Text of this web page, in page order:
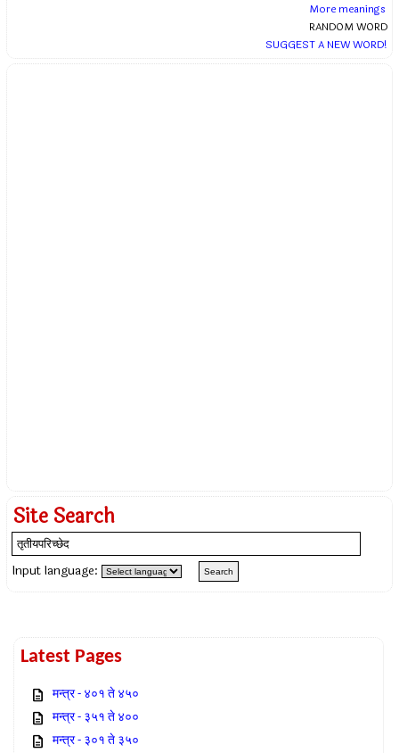
More meanings
RANDOM WORD
SUGGEST A NEW WORD!
Site Search
Input language:
Latest Pages
मन्त्र - ४०१ ते ४५०
मन्त्र - ३५१ ते ४००
मन्त्र - ३०१ ते ३५०